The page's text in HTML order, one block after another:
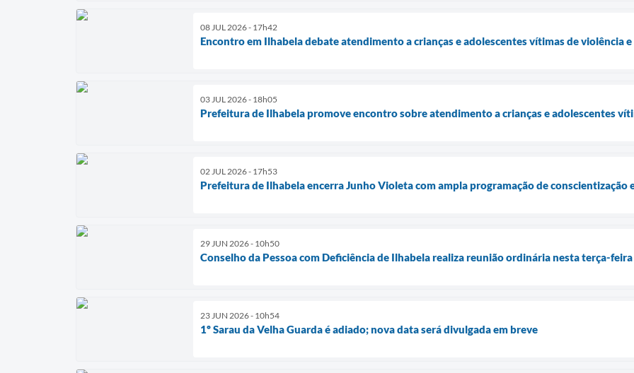
08 JUL 2026 - 17h42
Encontro em Ilhabela debate atendimento a crianças e adolescentes vítimas de violência
03 JUL 2026 - 18h05
Prefeitura de Ilhabela promove encontro sobre atendimento a crianças e adolescentes
02 JUL 2026 - 17h53
Prefeitura de Ilhabela encerra Junho Violeta com ampla programação de conscientização
29 JUN 2026 - 10h50
Conselho da Pessoa com Deficiência de Ilhabela realiza reunião ordinária nesta terça-
23 JUN 2026 - 10h54
1º Sarau da Velha Guarda é adiado; nova data será divulgada em breve